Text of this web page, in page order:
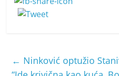
← Ninković optužio